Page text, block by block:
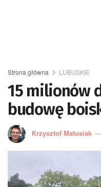
Strona główna LUBUSKIE
15 milionów
budowę
Krzysztof Matusiak